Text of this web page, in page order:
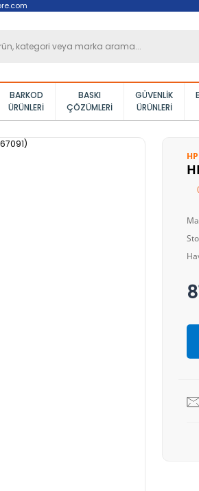
BARKOD
ÜRÜNLERI
BASKI
ÇÖZÜMLERI
GÜVENLIK
ÜRÜNLERI